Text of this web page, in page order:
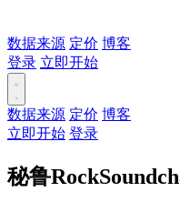
数据来源 定价 博客
登录 立即开始
数据来源 定价 博客
立即开始 登录
秘鲁